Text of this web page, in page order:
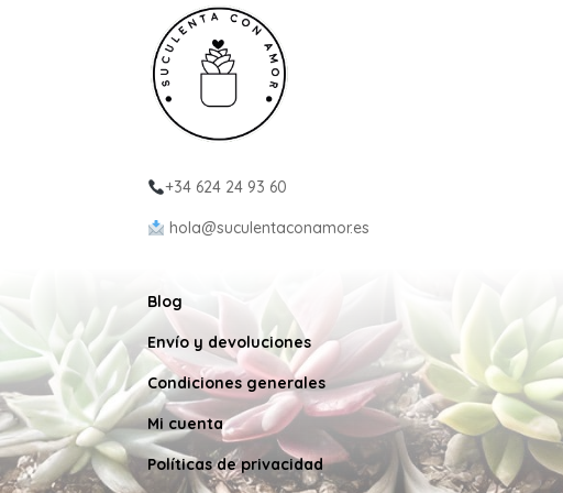
+34 624 24 93 60
hola@suculentaconamor.es
Blog
Envío y devoluciones
Condiciones generales
Mi cuenta
Políticas de privacidad